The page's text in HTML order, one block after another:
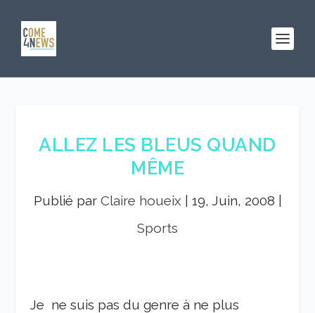
ALLEZ LES BLEUS QUAND
MÊME
Publié par Claire houeix 19, Juin, 2008
Sports
Je ne suis pas du genre à ne plus